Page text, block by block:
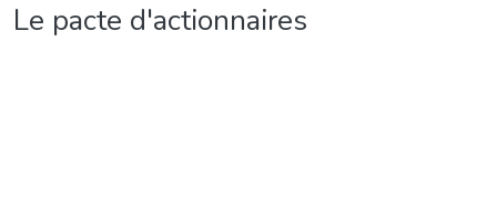
Le pacte d'actionnaires